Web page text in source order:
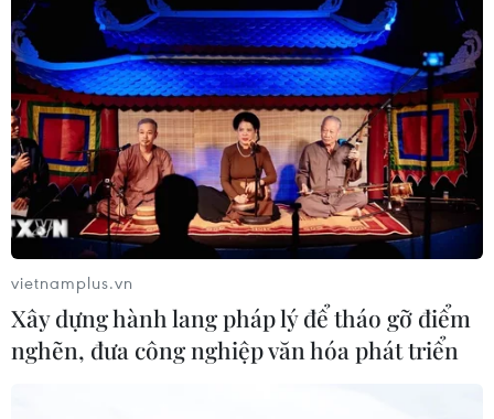
Quảng Ninh chấm dứt cơ sở giết mổ
động vật không đủ điều kiện trước
31/10
03/08/2026 11:31
Bệnh viện hạng đặc biệt cơ sở Ninh
Bình khẳng định "cánh tay nối dài"
hiệu quả
03/08/2026 07:15
Bộ Y tế: Đề xuất quỹ Bảo hiểm y tế
thanh toán chi phí khám chữa bệnh y
vietnamplus.vn
Xây dựng hành lang pháp lý để tháo gỡ điểm
nghẽn, đưa công nghiệp văn hóa phát triển